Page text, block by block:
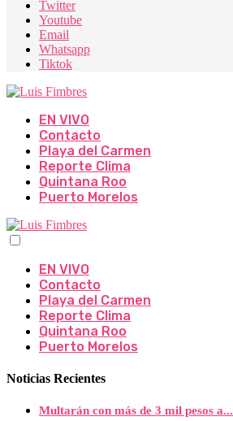
Twitter
Youtube
Email
Whatsapp
Tiktok
EN VIVO
Contacto
Playa del Carmen
Reporte Clima
Quintana Roo
Puerto Morelos
EN VIVO
Contacto
Playa del Carmen
Reporte Clima
Quintana Roo
Puerto Morelos
Noticias Recientes
Multarán con más de 3 mil pesos a...